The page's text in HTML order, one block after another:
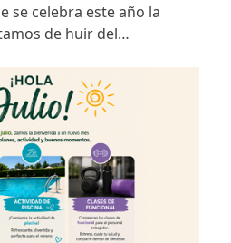
se celebra este año la
de huir del…